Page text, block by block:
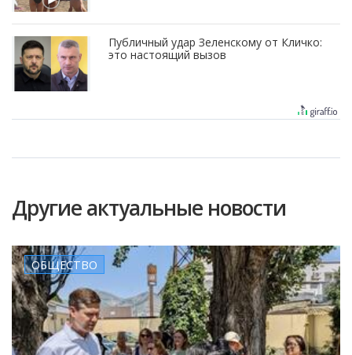
Публичный удар Зеленскому от Кличко:
это настоящий вызов
Другие актуальные новости
ОБЩЕСТВО